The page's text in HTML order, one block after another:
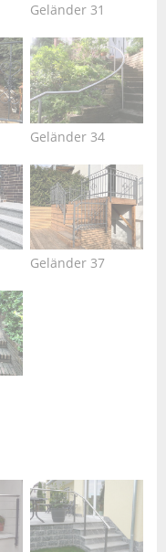
Geländer 31
Geländer 34
Geländer 37